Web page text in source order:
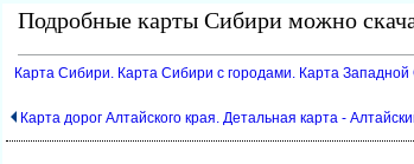
Подробные карты Сибири можно
Карта Сибири. Карта Сибири с городами. Карта
Карта дорог Алтайского края. Детальная карта -